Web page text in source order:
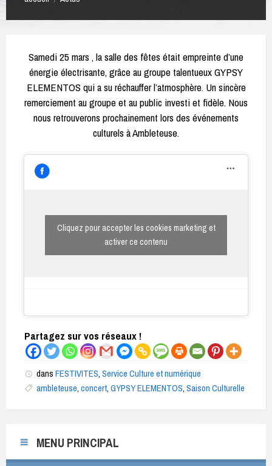
Samedi 25 mars , la salle des fêtes était empreinte d’une
énergie électrisante, grâce au groupe talentueux GYPSY
ELEMENTOS qui a su réchauffer l’atmosphère. Un sincère
remerciement au groupe et au public investi et fidèle. Nous
nous retrouverons prochainement lors des événements
culturels à Ambleteuse.
Cliquez pour accepter les cookies marketing et
activer ce contenu
Partagez sur vos réseaux !
dans FESTIVITES, Service Culture et numérique
ambleteuse, concert, GYPSY ELEMENTOS, Saison Culturelle
MENU PRINCIPAL